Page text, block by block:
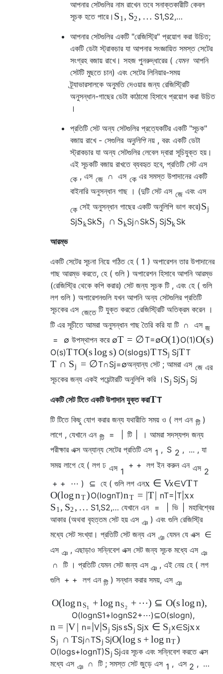
আপনার সেটগুলির নাম রাখেন তবে সনাক্তকারীটি কেবল
সূচক হতে পারে। S 1 , S2 , … S1,S2,…
আপনার সেটগুলির একটি "রেজিস্ট্রি" প্রয়োগ করা উচিত;
একটি ডেটা স্ট্রাকচার যা আপনার সংজ্ঞায়িত সমস্ত সেটের
সংগ্রহ বজায় রাখে। সহজ পুনরুদ্ধারের ( যেমনআপনি
সেটটি মুছতে চান) এবং সেটের লিনিয়ার-সময়
ট্র্যাভারসালকে অনুমতি দেওয়ার জন্য রেজিস্ট্রিটি
অনুসন্ধান-গাছের ডেটা কাঠামো হিসাবে প্রয়োগ করা উচিত
।
প্রতিটি সেট অন্য সেটগুলির প্রত্যেকটির একটি "সূচক"
বজায় রাখে - সেগুলির অনুলিপিনয় , বরং একটি ডেটা
স্ট্রাকচার যা অন্য সেটগুলির লেবেল দ্বারা সূচিযুক্ত হয়।
এই সূচকটি বজায় রাখতে ব্যবহৃত হবে, প্রতিটি সেট এস
কে , এস জে ∩ এস কে এর সমস্ত উপাদানের একটি
বাইনারি অনুসন্ধান গাছ । (দুটি সেট এস জেএবং এস
কে সেই অনুসন্ধান গাছের একটি অনুলিপি ভাগ করে)Sj
SjSkSkSj ∩ SkSj∩SkSj SjSk Sk
আরম্ভ
একটি সেটের সূচনা নিয়ে গঠিত হে ( 1 ) অপারেশন তার উপাদানের
গাছ আরম্ভ করতে, হে ( গুলি ) অপারেশন হিসাবে আপনি আরম্ভ
(রেজিস্ট্রি থেকে কপি করার) সেট জন্য সূচক টি, এবং হে ( গুলি
লগ গুলি ) অপারেশনগুলি যখন আপনি অন্য সেটগুলির প্রতিটি
সূচকের এস জেতেটিযুক্ত করতে রেজিস্ট্রিটি অতিক্রম করেন ।
টিএর সূচীতে আমরা অনুসন্ধান গাছ তৈরি করি যা টি ∩ এস জ
=
∅ উপস্থাপন করে ∅T = ∅T=∅O(1)O(1)O(s)
O(s)TTO(s log s) O(slogs)TTSj SjTT
T ∩ Sj = ∅T∩Sj=∅অন্যান্য সেট ; আমরাএস জে এর
সূচকের জন্য একই পয়েন্টারটি অনুলিপি করি । Sj SjSj Sj
একটি সেটটিতেএকটি উপাদান যুক্ত করাTT
টি টিতেকিছু যোগ করার জন্য যথারীতি সময় ও ( লগ এন টি)
লাগে , যেখানে এন টি = টি
। আমরা সদস্যপদ জন্য
পরীক্ষার এক্স অন্যান্য সেটের প্রতিটি এস 1 , S 2 , ... , যা
সময় লাগে হে ( লগ ঢ এস 1
+ + লগ ইন করুনএন এস 2
+ +
⋯ ) ⊆ হে (গুলিলগএনx ∈ Vx∈VTT
O(log n T)O(lognT)n T = |T| nT= T| xx
S 1 , S2 , … S1,S2,… যেখানে এন = ভি
মহাবিশ্বের
আকার (অথবা বৃহত্তম সেট হয় এস ঞ) এবংগুলিরেজিস্ট্রি
মধ্যে সেট সংখ্যা। প্রতিটি সেট জন্য এস ঞযেমন যেএক্স ∈
এস ঞ, এছাড়াও সন্নিবেশএক্সসেট জন্য সূচক মধ্যেএস ঞ
∩ টি। প্রতিটি যেমন সেট জন্যএস ঞ , এই নেয় হে (লগ
গুলি + + লগ এন টি) সন্ধান করার সময়,এস ঞ
O(logn S1 + log n S2 + ⋯) ⊆ O(slog n),
O(lognS1+lognS2+⋯)⊆O(slogn),
n = V n= V| Sj Sjs sSj Sjx ∈ Sj x∈Sjxx
Sj ∩ TSj∩TSj SjO(log s + log nT)
O(logs+lognT)Sj Sjএর সূচকএবং সন্নিবেশ করতেএক্স
মধ্যে এস ঞ ∩ টি; সমস্ত সেট জুড়েএস 1 , এস 2 , …